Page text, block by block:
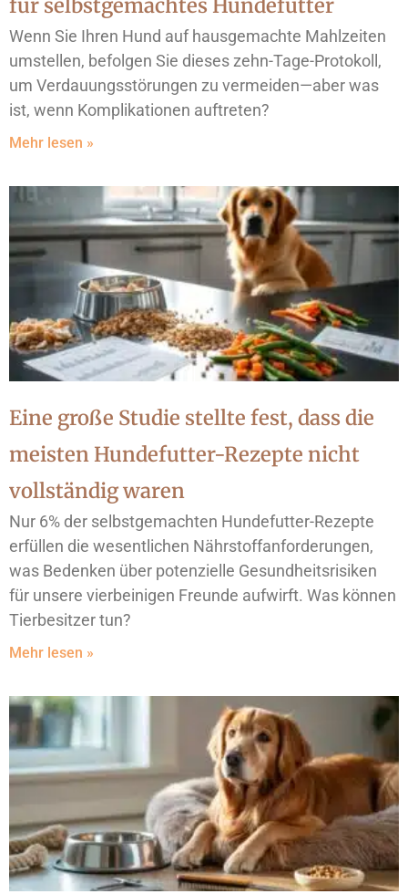
Wenn Sie Ihren Hund auf hausgemachte Mahlzeiten
umstellen, befolgen Sie dieses zehn-Tage-Protokoll,
um Verdauungsstörungen zu vermeiden—aber was
ist, wenn Komplikationen auftreten?
Mehr lesen »
Eine große Studie stellte fest, dass die
meisten Hundefutter-Rezepte nicht
vollständig waren
Nur 6% der selbstgemachten Hundefutter-Rezepte
erfüllen die wesentlichen Nährstoffanforderungen,
was Bedenken über potenzielle Gesundheitsrisiken
für unsere vierbeinigen Freunde aufwirft. Was können
Tierbesitzer tun?
Mehr lesen »